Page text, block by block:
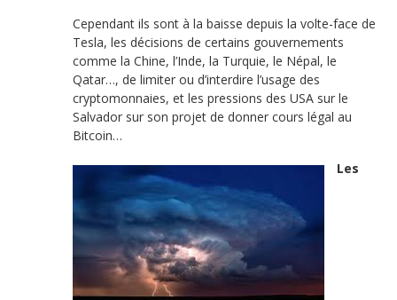
Cependant ils sont à la baisse depuis la volte-face de
Tesla, les décisions de certains gouvernements
comme la Chine, l’Inde, la Turquie, le Népal, le
Qatar…, de limiter ou d’interdire l’usage des
cryptomonnaies, et les pressions des USA sur le
Salvador sur son projet de donner cours légal au
Bitcoin…
Les